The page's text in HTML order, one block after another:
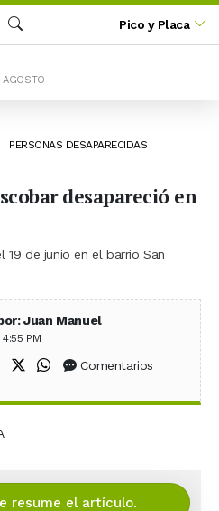
Buscar
Pico y Placa
PERSONAS DESAPARECIDAS
desapareció en
19 de junio en el barrio San
Juan Manuel
PM
en Facebook
Compartir en X (Twitter)
Compartir en WhatsApp
Comentarios
resume el artículo.